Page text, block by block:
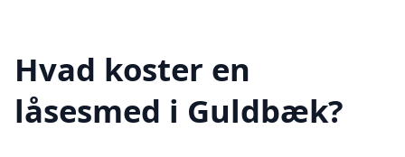
Hvad koster en
låsesmed i Guldbæk?